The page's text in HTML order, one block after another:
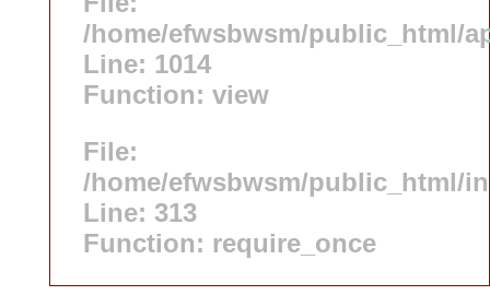
/home/efwsbwsm/public_html/
Line: 1014
Function: view
File:
/home/efwsbwsm/public_html/
Line: 313
Function: require_once